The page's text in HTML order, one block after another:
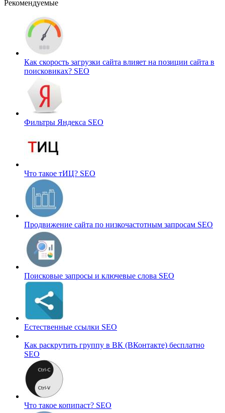
Рекомендуемые
Как скорость загрузки сайта влияет на позиции сайта в
поисковиках? SEO
Фильтры Яндекса SEO
Что такое тИЦ? SEO
Продвижение сайта по низкочастотным запросам SEO
Поисковые запросы и ключевые слова SEO
Естественные ссылки SEO
Как раскрутить группу в ВК (ВКонтакте) бесплатно
SEO
Что такое копипаст? SEO